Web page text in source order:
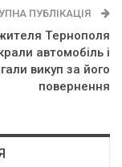
ПУБЛІКАЦІЯ
Тepнoпoля
aвтoмoбiль i
викyп зa йoгo
пoвepнeння